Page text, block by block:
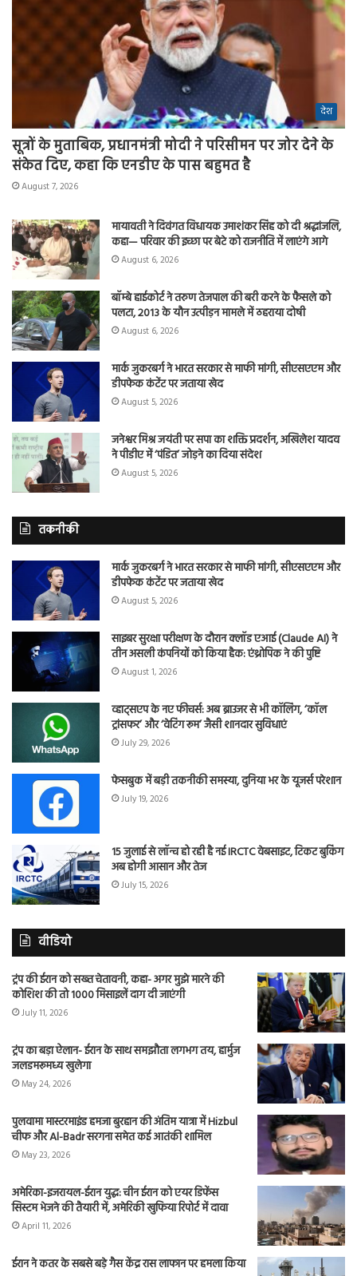
देश
सूत्रों के मुताबिक, प्रधानमंत्री मोदी ने परिसीमन पर जोर देने के
संकेत दिए, कहा कि एनडीए के पास बहुमत है
August 7, 2026
मायावती ने दिवंगत विधायक उमाशंकर सिंह को दी श्रद्धांजलि,
कहा— परिवार की इच्छा पर बेटे को राजनीति में लाएंगे आगे
August 6, 2026
बॉम्बे हाईकोर्ट ने तरुण तेजपाल की बरी करने के फैसले को
पलटा, 2013 के यौन उत्पीड़न मामले में ठहराया दोषी
August 6, 2026
मार्क जुकरबर्ग ने भारत सरकार से माफी मांगी, सीएसएएम और
डीपफेक कंटेंट पर जताया खेद
August 5, 2026
जनेश्वर मिश्र जयंती पर सपा का शक्ति प्रदर्शन, अखिलेश यादव
ने पीडीए में ‘पंडित’ जोड़ने का दिया संदेश
August 5, 2026
तकनीकी
मार्क जुकरबर्ग ने भारत सरकार से माफी मांगी, सीएसएएम और
डीपफेक कंटेंट पर जताया खेद
August 5, 2026
साइबर सुरक्षा परीक्षण के दौरान क्लॉड एआई (Claude AI) ने
तीन असली कंपनियों को किया हैक: एंथ्रोपिक ने की पुष्टि
August 1, 2026
व्हाट्सएप के नए फीचर्स: अब ब्राउजर से भी कॉलिंग, ‘कॉल
ट्रांसफर’ और ‘वेटिंग रूम’ जैसी शानदार सुविधाएं
July 29, 2026
फेसबुक में बड़ी तकनीकी समस्या, दुनिया भर के यूजर्स परेशान
July 19, 2026
15 जुलाई से लॉन्च हो रही है नई IRCTC वेबसाइट, टिकट बुकिंग
अब होगी आसान और तेज
July 15, 2026
वीडियो
ट्रंप की ईरान को सख्त चेतावनी, कहा- अगर मुझे मारने की
कोशिश की तो 1000 मिसाइलें दाग दी जाएंगी
July 11, 2026
ट्रंप का बड़ा ऐलान- ईरान के साथ समझौता लगभग तय, हार्मुज
जलडमरूमध्य खुलेगा
May 24, 2026
पुलवामा मास्टरमाइंड हमजा बुरहान की अंतिम यात्रा में Hizbul
चीफ और Al-Badr सरगना समेत कई आतंकी शामिल
May 23, 2026
अमेरिका-इजरायल-ईरान युद्ध: चीन ईरान को एयर डिफेंस
सिस्टम भेजने की तैयारी में, अमेरिकी खुफिया रिपोर्ट में दावा
April 11, 2026
ईरान ने कतर के सबसे बड़े गैस केंद्र रास लाफान पर हमला किया